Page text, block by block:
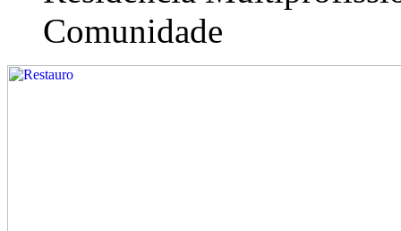
Comunidade